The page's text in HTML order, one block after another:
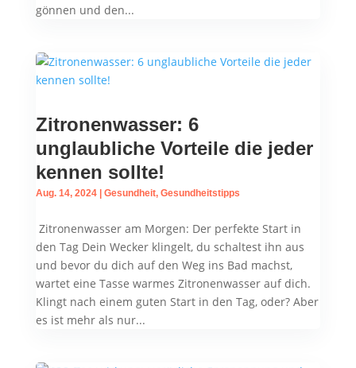
gönnen und den...
Zitronenwasser: 6
unglaubliche Vorteile die jeder
kennen sollte!
Aug. 14, 2024| Gesundheit, Gesundheitstipps
Zitronenwasser am Morgen: Der perfekte Start in
den Tag Dein Wecker klingelt, du schaltest ihn aus
und bevor du dich auf den Weg ins Bad machst,
wartet eine Tasse warmes Zitronenwasser auf dich.
Klingt nach einem guten Start in den Tag, oder? Aber
es ist mehr als nur...